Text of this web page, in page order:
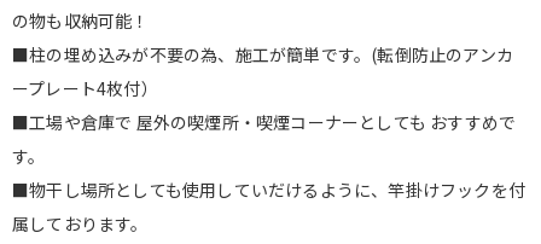
の物も収納可能！
■柱の埋め込みが不要の為、施工が簡単です。(転倒防止のアンカ
ープレート4枚付）
■工場や倉庫で 屋外の喫煙所・喫煙コーナーとしても おすすめで
す。
■物干し場所としても使用していだけるように、竿掛けフックを付
属しております。